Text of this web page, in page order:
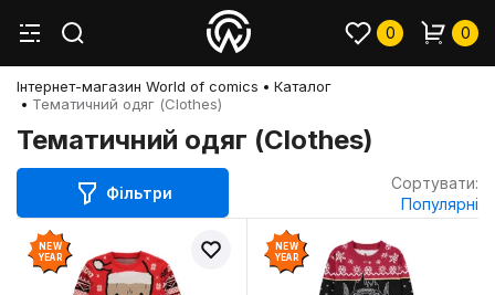
0 0
Інтернет-магазин World of comics
Каталог
Тематичний одяг (Clothes)
Тематичний одяг (Clothes)
Фільтри
Сортувати:
Популярні
NEW
YEAR
NEW
YEAR